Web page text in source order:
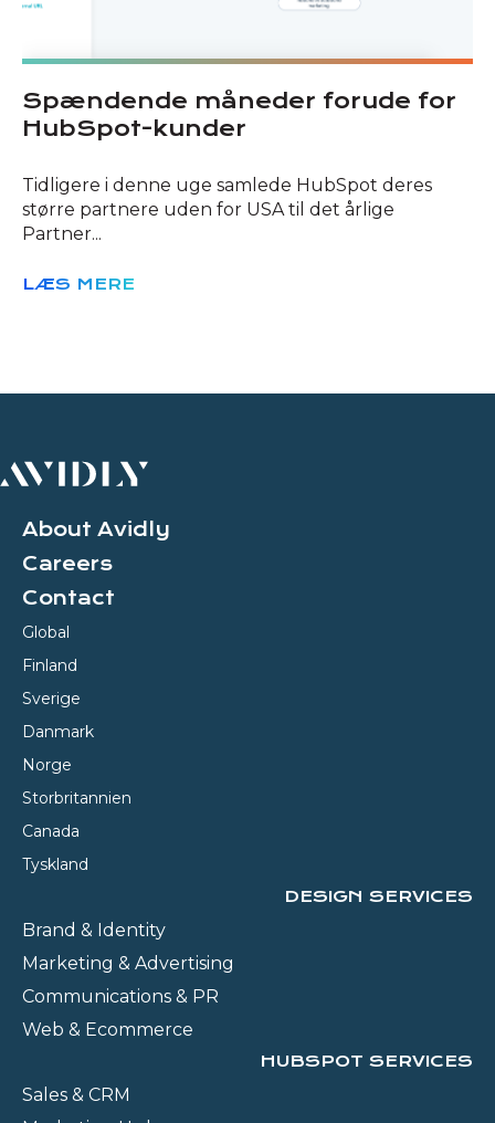
Spændende måneder forude for
HubSpot-kunder
Tidligere i denne uge samlede HubSpot deres
større partnere uden for USA til det årlige
Partner...
LÆS MERE
About Avidly
Careers
Contact
Global
Finland
Sverige
Danmark
Norge
Storbritannien
Canada
Tyskland
DESIGN SERVICES
Brand & Identity
Marketing & Advertising
Communications & PR
Web & Ecommerce
HUBSPOT SERVICES
Sales & CRM